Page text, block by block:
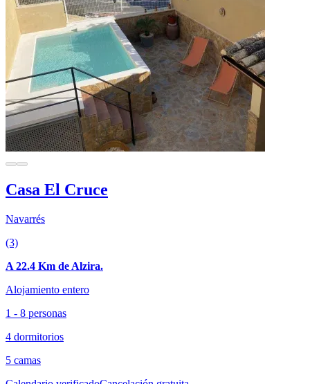
Casa El Cruce
Navarrés
(3)
A 22.4 Km de Alzira.
Alojamiento entero
1 - 8 personas
4 dormitorios
5 camas